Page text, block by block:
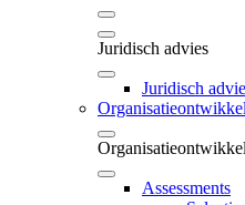
Juridisch advies
Juridisch
Assessments